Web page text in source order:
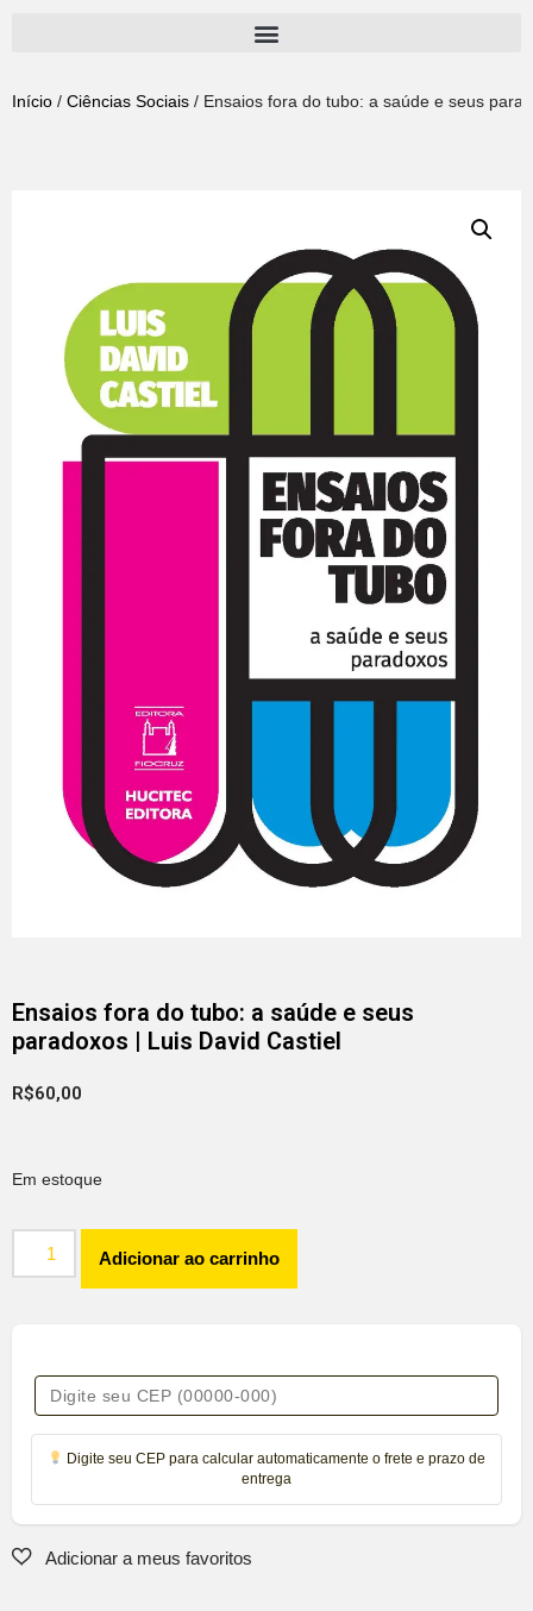
para
Início / Ciências Sociais / Ensaios fora do tubo: a saúde e seus
Ensaios fora do tubo: a saúde e seus
paradoxos | Luis David Castiel
R$60,00
Em estoque
Adicionar ao carrinho
Digite seu CEP para calcular automaticamente o frete e prazo de
entrega